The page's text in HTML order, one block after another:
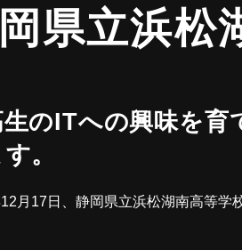
県立浜松
生のITへの興味を育
。
月17日、静岡県立浜松湖南高等学